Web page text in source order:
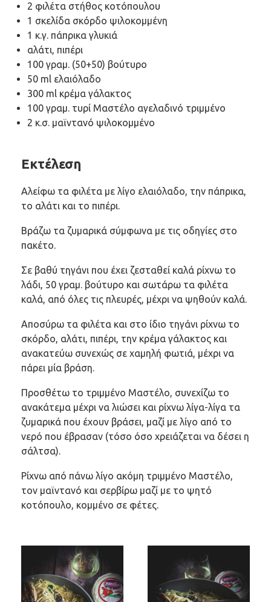
2 φιλέτα στήθος κοτόπουλου
1 σκελίδα σκόρδο ψιλοκομμένη
1 κ.γ. πάπρικα γλυκιά
αλάτι, πιπέρι
100 γραμ. (50+50) βούτυρο
50 ml ελαιόλαδο
300 ml κρέμα γάλακτος
100 γραμ. τυρί Μαστέλο αγελαδινό τριμμένο
2 κ.σ. μαϊντανό ψιλοκομμένο
Εκτέλεση
Αλείφω τα φιλέτα με λίγο ελαιόλαδο, την πάπρικα,
το αλάτι και το πιπέρι.
Βράζω τα ζυμαρικά σύμφωνα με τις οδηγίες στο
πακέτο.
Σε βαθύ τηγάνι που έχει ζεσταθεί καλά ρίχνω το
λάδι, 50 γραμ. βούτυρο και σωτάρω τα φιλέτα
καλά, από όλες τις πλευρές, μέχρι να ψηθούν καλά.
Αποσύρω τα φιλέτα και στο ίδιο τηγάνι ρίχνω το
σκόρδο, αλάτι, πιπέρι, την κρέμα γάλακτος και
ανακατεύω συνεχώς σε χαμηλή φωτιά, μέχρι να
πάρει μία βράση.
Προσθέτω το τριμμένο Μαστέλο, συνεχίζω το
ανακάτεμα μέχρι να λιώσει και ρίχνω λίγα-λίγα τα
ζυμαρικά που έχουν βράσει, μαζί με λίγο από το
νερό που έβρασαν (τόσο όσο χρειάζεται να δέσει η
σάλτσα).
Ρίχνω από πάνω λίγο ακόμη τριμμένο Μαστέλο,
τον μαϊντανό και σερβίρω μαζί με το ψητό
κοτόπουλο, κομμένο σε φέτες.